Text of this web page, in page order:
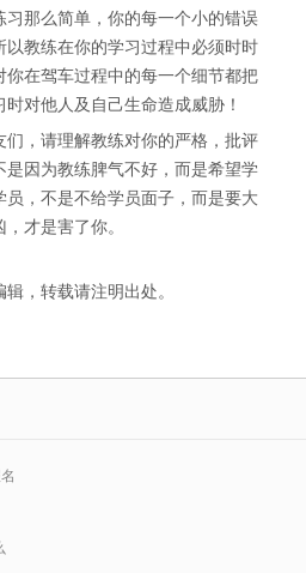
那么简单，你的每一个小的错误
教练在你的学习过程中必须时时
在驾车过程中的每一个细节都把
对他人及自己生命造成威胁！
们，请理解教练对你的严格，批评
因为教练脾气不好，而是希望学
员，不是不给学员面子，而是要大
才是害了你。
辑，转载请注明出处。